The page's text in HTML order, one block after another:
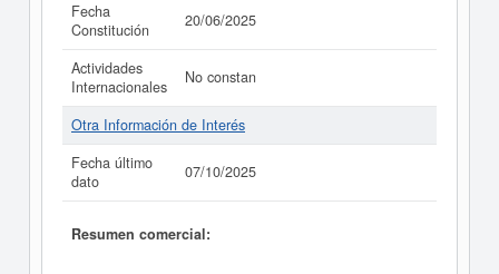
Fecha
Constitución
20/06/2025
Actividades
Internacionales
No constan
Otra Información de Interés
Fecha último
dato
07/10/2025
Resumen comercial: